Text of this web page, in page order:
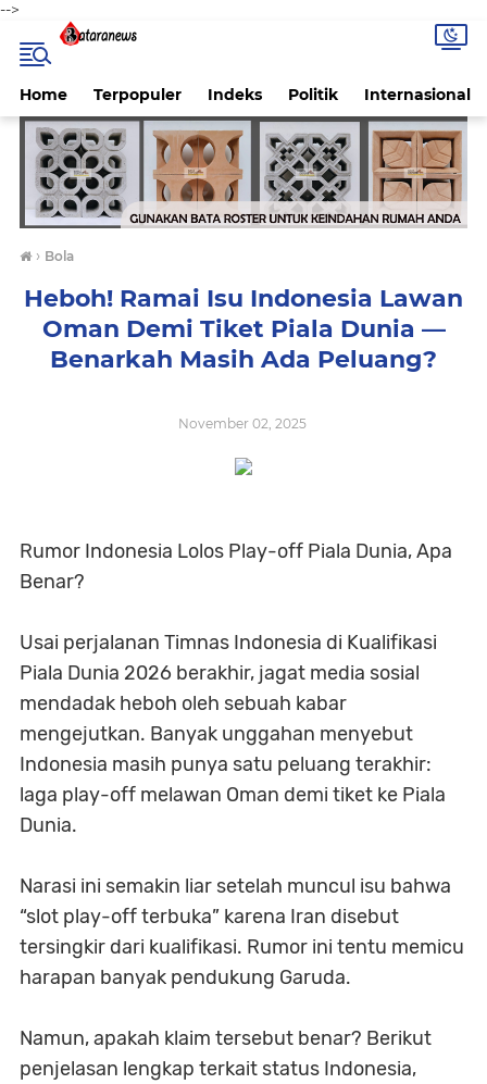
-->
Home Terpopuler Indeks Politik Internasional
› Bola
Heboh! Ramai Isu Indonesia Lawan
Oman Demi Tiket Piala Dunia —
Benarkah Masih Ada Peluang?
November 02, 2025
Rumor Indonesia Lolos Play-off Piala Dunia, Apa
Benar?
Usai perjalanan Timnas Indonesia di Kualifikasi
Piala Dunia 2026 berakhir, jagat media sosial
mendadak heboh oleh sebuah kabar
mengejutkan. Banyak unggahan menyebut
Indonesia masih punya satu peluang terakhir:
laga play-off melawan Oman demi tiket ke Piala
Dunia.
Narasi ini semakin liar setelah muncul isu bahwa
“slot play-off terbuka” karena Iran disebut
tersingkir dari kualifikasi. Rumor ini tentu memicu
harapan banyak pendukung Garuda.
Namun, apakah klaim tersebut benar? Berikut
penjelasan lengkap terkait status Indonesia,